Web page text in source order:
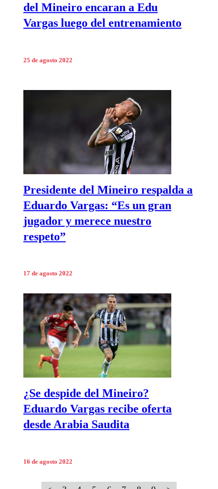
del Mineiro encaran a Edu
Vargas luego del entrenamiento
25 de agosto 2022
Presidente del Mineiro respalda a
Eduardo Vargas: “Es un gran
jugador y merece nuestro
respeto”
17 de agosto 2022
¿Se despide del Mineiro?
Eduardo Vargas recibe oferta
desde Arabia Saudita
16 de agosto 2022